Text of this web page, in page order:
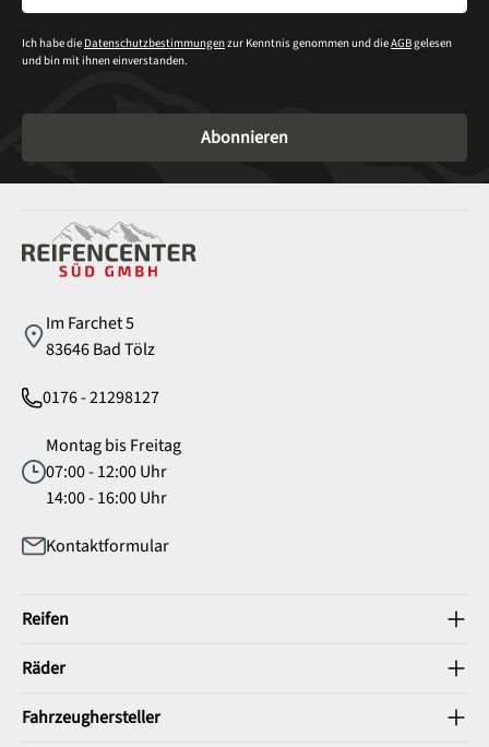
Ich habe die Datenschutzbestimmungenzur Kenntnis genommen und dieAGBgelesen
und bin mit ihnen einverstanden.
Abonnieren
Im Farchet 5
83646 Bad Tölz
0176 - 21298127
Montag bis Freitag
07:00 - 12:00 Uhr
14:00 - 16:00 Uhr
Kontaktformular
Reifen
Räder
Fahrzeughersteller